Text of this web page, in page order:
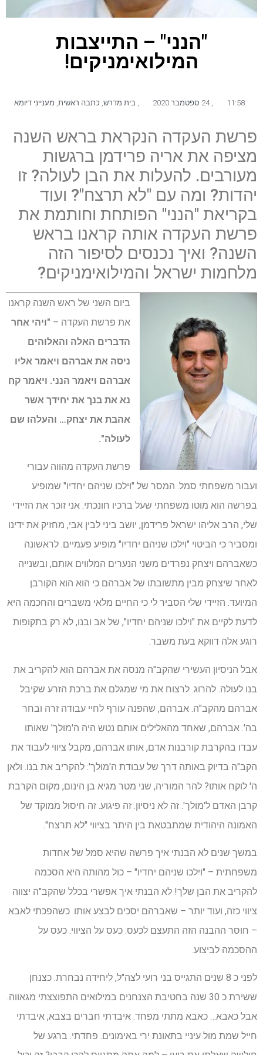
"הנני" – התייצבות
המילואימניקים!
11:58 24 ספטמבר 2020 בית מדרש כתבה ראשית מענייני דיומא
פרשת העקדה הנקראת בראש השנה
מציפה את אריה פרידמן ברגשות
מעורבים. להעלות את הבן לעולה? זו
יהדות? ומה עם "לא תרצח"? ועוד
בקריאת "הנני" הפותחת וחותמת את
פרשת העקדה אותה קראנו בראש
השנה? ואיך נכנסים לסיפור הזה
מלחמות ישראל והמילואימניקים?
ביום השני של ראש השנה קראנו
את פרשת העקדה – "ויהי אחר
הדברים האלה והאלוהים
ניסה את אברהם ויאמר אליו
אברהם ויאמר הנני. ויאמר קח
נא את בנך את יחידך אשר
אהבת את יצחק… והעלהו שם
לעולה".
פרשת העקדה מהווה עבורי
ועבור משפחתי סמל. המסר של "וילכו שניהם יחדיו" שמופיע
בפרשה הוא מוטו משפחתי שעל ברכיו חונכתי. אני זוכר את הזיידי
שלי, הרב אליהו ישראל פרידמן, יושב ביני לבין אבי, מחזיק את ידינו
ומסביר כי הביטוי "וילכו שניהם יחדיו" מופיע פעמיים. לראשונה
כשאברהם ויצחק נפרדים משני הנערים המלווים אותם, ובשנייה
לאחר שיצחק מבין מתשובתו של אברהם כי הוא הוא הקורבן
המיועד. הזיידי שלי הסביר לי כי החיים מלאי משברים והחכמה היא
לדעת לקיים את "וילכו שניהם יחדיו", של אב ובנו, לא רק בתקופות
רוגע אלה דווקא בעת משבר.
אבל הניסיון העשירי שהקב"ה מנסה את אברהם הוא להקריב את
בנו לעולה. להרוג. לרצוח את מי שמגלם את ברכת הזרע שקיבל
אברהם מהקב"ה. אברהם, שהפנה עורף לחיי עבודה זרה ובחר
בה'. אברהם, שאחד מהאלילים אותם נטש היה ה'מולך' שאותו
עבדו בהקרבת קורבנות אדם, אותו אברהם, מקבל ציווי לעבוד את
הקב"ה בדיוק באותה דרך של עבודת ה'מולך': להקריב את בנו. ולאן
ה' לוקח אותו? להר המוריה, שני מטר מגיא בן הינום, מקום הקרבת
קרבן האדם ל'מולך'. זה לא ניסיון. זה פיגוע. זה חיסול ממוקד של
האמונה היהודית שמתבטאת בין היתר בציווי "לא תרצח".
במשך שנים לא הבנתי איך פרשה שהיא סמל של אחדות
משפחתית – "וילכו שניהם יחדיו" – כול מהותה היא הסכמה
להקריב את הבן שלך! לא הבנתי איך אפשרי בכלל שהקב"ה יצווה
ציווי כזה, ועוד יותר – שאברהם יסכים לבצע אותו. כשהפכתי לאבא
– חוסר ההבנה הזה התעצם לכעס. כעס על הציווי. כעס על
ההסכמה לביצוע.
לפני כ 8 שנים התגייס בני רועי לצה"ל, ליחידה נבחרת. כצנחן
ששירת כ 30 שנה בחטיבת הצנחנים במילואים התפוצצתי מגאווה.
אבל כאבא… כאבא מתתי מפחד. איבדתי חברים בצבא, איבדתי
חייל שמת מול עיניי בתאונת ירי באימונים. פחדתי. ברגע של